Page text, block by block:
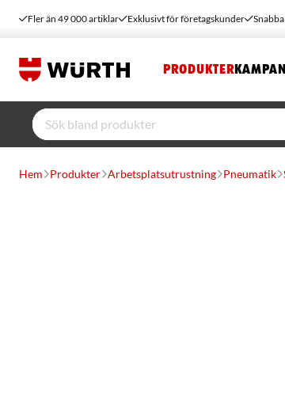
Fler än 49 000 artiklar Exklusivt för företagskunder
PRODUKTER
Hem Produkter Arbetsplatsutrustning Pneumatik